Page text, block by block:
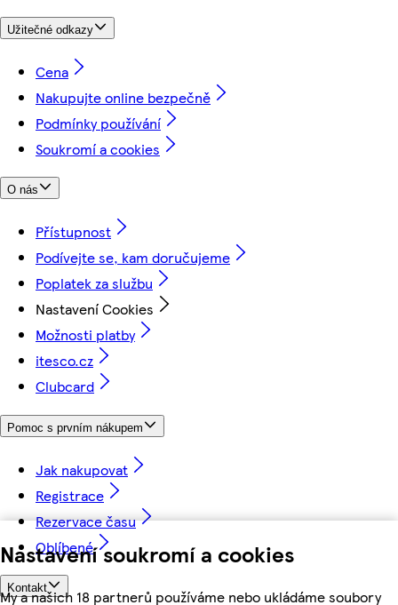
Nastavení soukromí a cookies
My a našich 18 partnerů používáme nebo ukládáme soubory
Užitečné odkazy
Cena
Nakupujte online bezpečně
Podmínky používání
Soukromí a cookies
O nás
Přístupnost
Podívejte se, kam doručujeme
Poplatek za službu
Nastavení Cookies
Možnosti platby
itesco.cz
Clubcard
Pomoc s prvním nákupem
Jak nakupovat
Registrace
Rezervace času
Oblíbené
Kontakt